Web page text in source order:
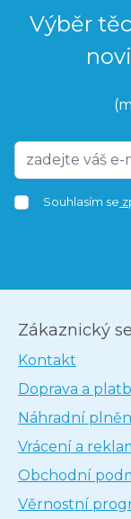
Výběr
Souhlasím se
Zákaznický
Kontakt
Doprava a
Náhradní
Vrácení a
Obchodní
Věrnostní